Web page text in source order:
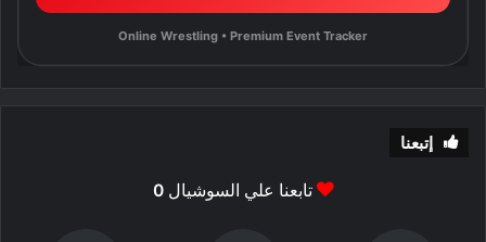
Online Wrestling • Premium Event Tracker
إتبعنا
تابعنا علي السوشيال0